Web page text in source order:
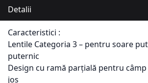
Detalii
Caracteristici :
Lentile Categoria 3 – pentru soare
puternic
Design cu ramă parțială pentru
jos